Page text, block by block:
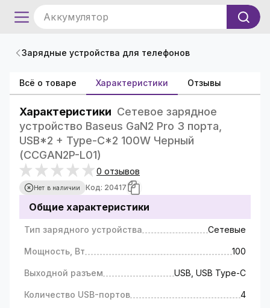
Аккумулятор
Зарядные устройства для телефонов
Всё о товаре Характеристики Отзывы
Характеристики Сетевое зарядное
устройство Baseus GaN2 Pro 3 порта,
USB*2 + Type-C*2 100W Черный
(CCGAN2P-L01)
0 отзывов
Нет в наличии Код: 20417
Общие характеристики
Тип зарядного устройства Сетевые
Мощность, Вт 100
Выходной разъем USB, USB Type-C
Количество USB-портов 4